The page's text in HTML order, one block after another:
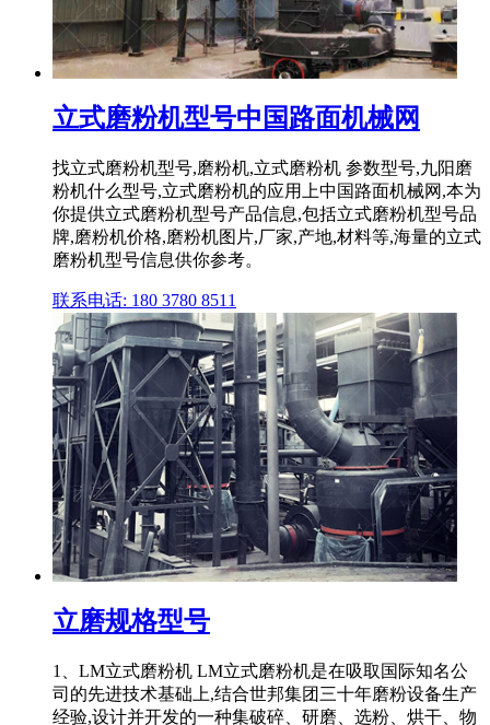
立式磨粉机型号中国路面机械网
找立式磨粉机型号,磨粉机,立式磨粉机 参数型号,九阳磨
粉机什么型号,立式磨粉机的应用上中国路面机械网,本为
你提供立式磨粉机型号产品信息,包括立式磨粉机型号品
牌,磨粉机价格,磨粉机图片,厂家,产地,材料等,海量的立式
磨粉机型号信息供你参考。
联系电话: 180 3780 8511
立磨规格型号
1、LM立式磨粉机 LM立式磨粉机是在吸取国际知名公
司的先进技术基础上,结合世邦集团三十年磨粉设备生产
经验,设计并开发的一种集破碎、研磨、选粉、烘干、物